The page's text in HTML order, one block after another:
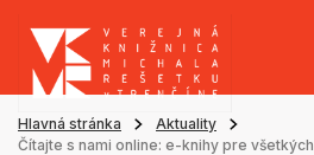
Hlavná stránka
Aktuality
Čítajte s nami online: e-knihy pre všetkých